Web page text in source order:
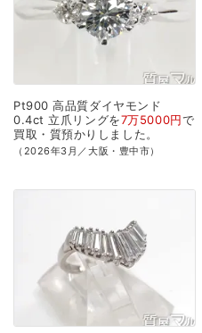
Pt900 高品質ダイヤモンド
0.4ct 立爪リングを7万5000円で
買取・質預かり しました。
（2026年3月／大阪・豊中市）